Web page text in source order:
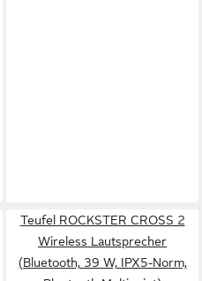
Teufel ROCKSTER CROSS 2
Wireless Lautsprecher
(Bluetooth, 39 W, IPX5-Norm,